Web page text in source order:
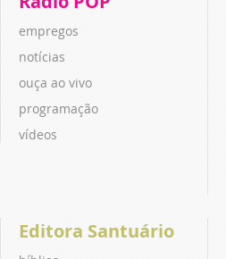
empregos
notícias
ouça ao vivo
programação
vídeos
Editora Santuário